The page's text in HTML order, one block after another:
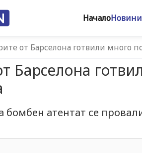
НачалоНовини
от Барселона готвили много
Барселона
бомбен атентат се